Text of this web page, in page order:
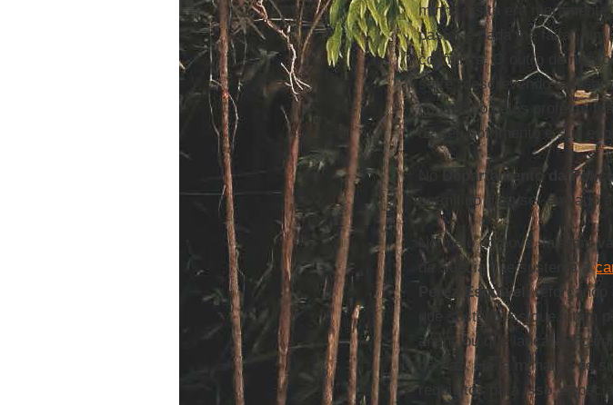
minha visita era
pastor e nada me falta”,
confiança. O outro de
sofre” descrevendo o
consolado pelos profetas
de seu sofrimento e sua
Departamento da
permitido para ser enviado
No meio do povo, falaram
da Suécia que sustenta a
Perez Esquivel ,
que sustenta os que lutam
anunciou que lançara a
da Paz. Há já milhares de
requisitos para isso,